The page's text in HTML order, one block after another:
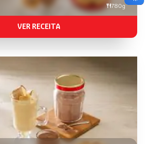
780g
VER RECEITA